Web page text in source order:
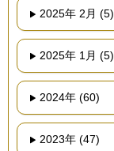
2025年 2月 (5)
2025年 1月 (5)
2024年 (60)
2023年 (47)